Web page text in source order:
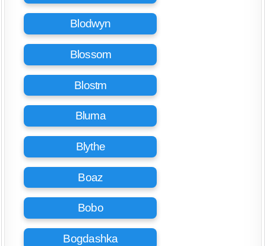
Blodwyn
Blossom
Blostm
Bluma
Blythe
Boaz
Bobo
Bogdashka